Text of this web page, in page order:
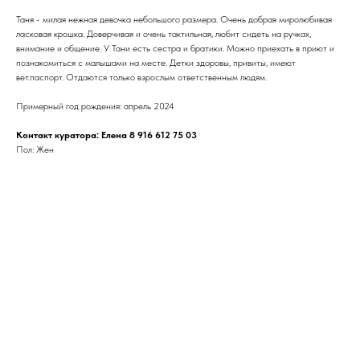
Таня - милая нежная девочка небольшого размера. Очень добрая миролюбивая
ласковая крошка. Доверчивая и очень тактильная, любит сидеть на ручках,
внимание и общение. У Тани есть сестра и братики. Можно приехать в приют и
познакомиться с малышами на месте. Детки здоровы, привиты, имеют
вет.паспорт. Отдаются только взрослым ответственным людям.
Примерный год рождения: апрель 2024
Контакт куратора: Елена 8 916 612 75 03
Пол: Жен